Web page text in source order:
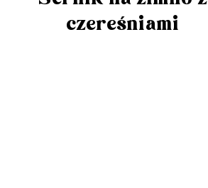
czereśniami